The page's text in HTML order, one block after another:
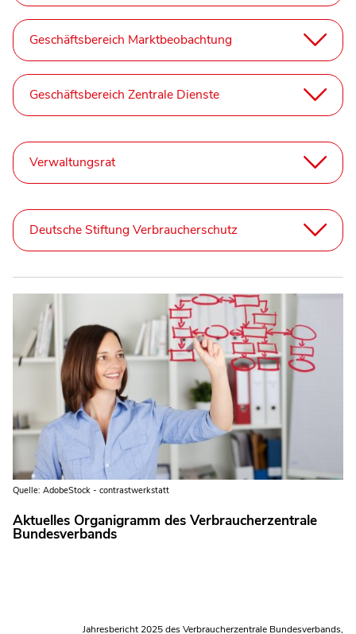
Geschäftsbereich Marktbeobachtung
Geschäftsbereich Zentrale Dienste
Verwaltungsrat
Deutsche Stiftung Verbraucherschutz
Quelle: AdobeStock - contrastwerkstatt
Aktuelles Organigramm des Verbraucherzentrale
Bundesverbands
Jahresbericht 2025 des Verbraucherzentrale Bundesverbands,